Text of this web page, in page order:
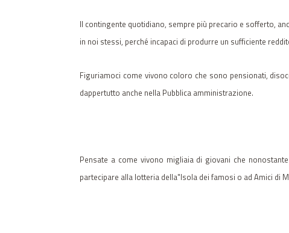
Il contingente quotidiano, sempre più precario e sofferto,
in noi stessi, perché incapaci di produrre un sufficiente
Figuriamoci come vivono coloro che sono pensionati,
dappertutto anche nella Pubblica amministrazione.
Pensate a come vivono migliaia di giovani che
partecipare alla lotteria della"Isola dei famosi o ad Amici di